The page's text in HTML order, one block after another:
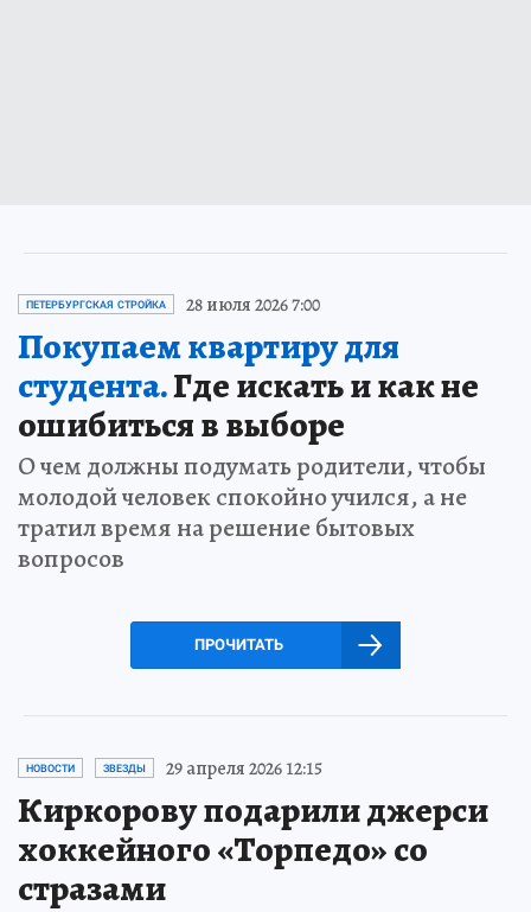
ПЕТЕРБУРГСКАЯ СТРОЙКА 28 июля 2026 7:00
Покупаем квартиру для
студента.Где искать и как не
ошибиться в выборе
О чем должны подумать родители, чтобы
молодой человек спокойно учился, а не
тратил время на решение бытовых
вопросов
ПРОЧИТАТЬ
НОВОСТИ ЗВЕЗДЫ 29 апреля 2026 12:15
Киркорову подарили джерси
хоккейного «Торпедо» со
стразами